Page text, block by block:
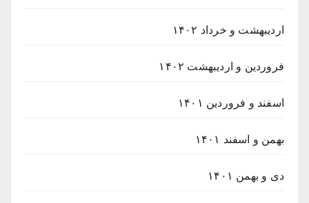
اردیبهشت و خرداد ۱۴۰۲
فروردین و اردیبهشت ۱۴۰۲
اسفند و فروردین ۱۴۰۱
بهمن و اسفند ۱۴۰۱
دی و بهمن ۱۴۰۱